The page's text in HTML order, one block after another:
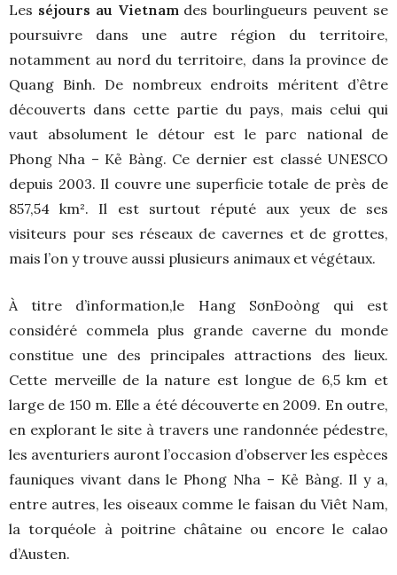
Les séjours au Vietnam des bourlingueurs peuvent se
poursuivre dans une autre région du territoire,
notamment au nord du territoire, dans la province de
Quang Binh. De nombreux endroits méritent d’être
découverts dans cette partie du pays, mais celui qui
vaut absolument le détour est le parc national de
Phong Nha – Kẻ Bàng. Ce dernier est classé UNESCO
depuis 2003. Il couvre une superficie totale de près de
857,54 km². Il est surtout réputé aux yeux de ses
visiteurs pour ses réseaux de cavernes et de grottes,
mais l’on y trouve aussi plusieurs animaux et végétaux.
À titre d’information,le Hang SơnĐoòng qui est
considéré commela plus grande caverne du monde
constitue une des principales attractions des lieux.
Cette merveille de la nature est longue de 6,5 km et
large de 150 m. Elle a été découverte en 2009. En outre,
en explorant le site à travers une randonnée pédestre,
les aventuriers auront l’occasion d’observer les espèces
fauniques vivant dans le Phong Nha – Kẻ Bàng. Il y a,
entre autres, les oiseaux comme le faisan du Viêt Nam,
la torquéole à poitrine châtaine ou encore le calao
d’Austen.